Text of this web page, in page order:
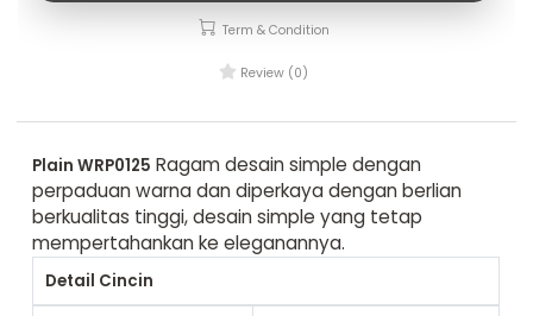
Term & Condition
Review (0)
Plain WRP0125 Ragam desain simple dengan
perpaduan warna dan diperkaya dengan berlian
berkualitas tinggi, desain simple yang tetap
mempertahankan ke eleganannya.
Detail Cincin